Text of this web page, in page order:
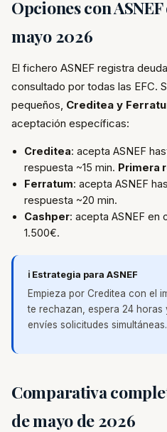
Opciones con
mayo 2026
El fichero ASNEF registra
consultado por todas las EFC.
pequeños, Creditea y
aceptación específicas:
Creditea: acepta ASNEF
respuesta ~15 min. Primera
Ferratum: acepta ASNEF
respuesta ~20 min.
Cashper: acepta ASNEF en
1.500€.
ℹ️ Estrategia para ASNEF
Empieza por Creditea con el
te rechazan, espera 24 horas
envíes solicitudes simultáneas.
Comparativa
de mayo de 2026